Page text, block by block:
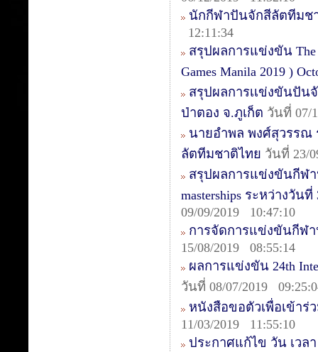
นักกีฬาปันจักสีลัตทีมช
12:11:34
สรุปผลการแข่งขัน The
Games Manila 2019 )
สรุปผลการเเข่งขันปัน
ป่าตอง จ.ภูเก็ต วันที่ 07/
นายอำพล พงศ์สุวรรณ
ลัตทีมชาติไทย วันที่ 23/
สรุปผลการแข่งขันกีฬา
masterships ระหว่างวั
09/09/2019 10:47:10
การจัดการแข่งขันกีฬา
15/08/2019 08:55:14
ผลการแข่งขัน 24th
วันที่ 08/07/2019
หนังสือขอตัวเพื่อเข้าร่
11/03/2019 11:55:10
ประกาศแก้ไข วัน เวล